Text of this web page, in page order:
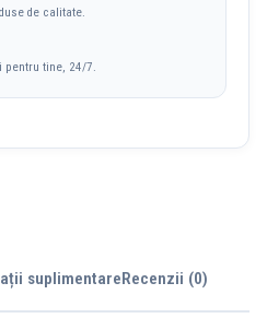
de calitate.
tine, 24/7.
suplimentareRecenzii (0)